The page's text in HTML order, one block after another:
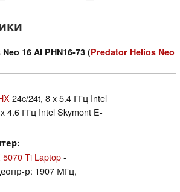
16 AI PHN16-73 (Predator Helios Neo
24c/24t, 8 x 5.4 ГГц Intel
4.6 ГГц Intel Skymont E-
Ti Laptop-
р: 1907 МГц,